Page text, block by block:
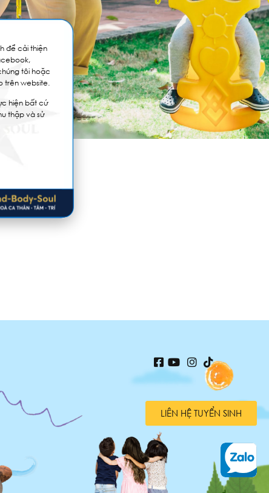
để cải thiện
tôi hoặc
trên website.
hiện bất cứ
thập và sử
LIÊN HỆ TUYỂN SINH